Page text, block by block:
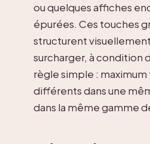
ou quelques affiches
épurées. Ces touches
structurent visuellement
surcharger, à condition
règle simple :
différents dans une
dans la même gamme